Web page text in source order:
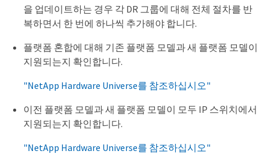
을 업데이트하는 경우 각 DR 그룹에 대해 전체 절차를 반
복하면서 한 번에 하나씩 추가해야 합니다.
플랫폼 혼합에 대해 기존 플랫폼 모델과 새 플랫폼 모델이
지원되는지 확인합니다.
"NetApp Hardware Universe를 참조하십시오"
이전 플랫폼 모델과 새 플랫폼 모델이 모두 IP 스위치에서
지원되는지 확인합니다.
"NetApp Hardware Universe를 참조하십시오"